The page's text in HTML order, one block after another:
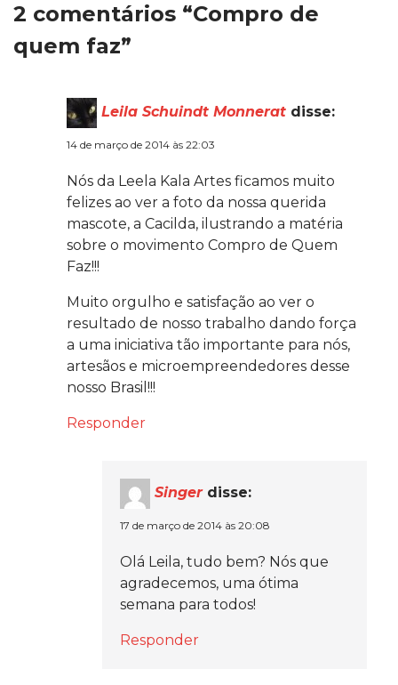
2 comentários “Compro de
quem faz”
Leila Schuindt Monnerat disse:
14 de março de 2014 às 22:03
Nós da Leela Kala Artes ficamos muito
felizes ao ver a foto da nossa querida
mascote, a Cacilda, ilustrando a matéria
sobre o movimento Compro de Quem
Faz!!!
Muito orgulho e satisfação ao ver o
resultado de nosso trabalho dando força
a uma iniciativa tão importante para nós,
artesãos e microempreendedores desse
nosso Brasil!!!
Responder
Singer disse:
17 de março de 2014 às 20:08
Olá Leila, tudo bem? Nós que
agradecemos, uma ótima
semana para todos!
Responder